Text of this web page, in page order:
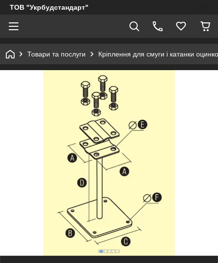
ТОВ "Укрбудстандарт"
Товари та послуги Кріплення для смуги і катанки